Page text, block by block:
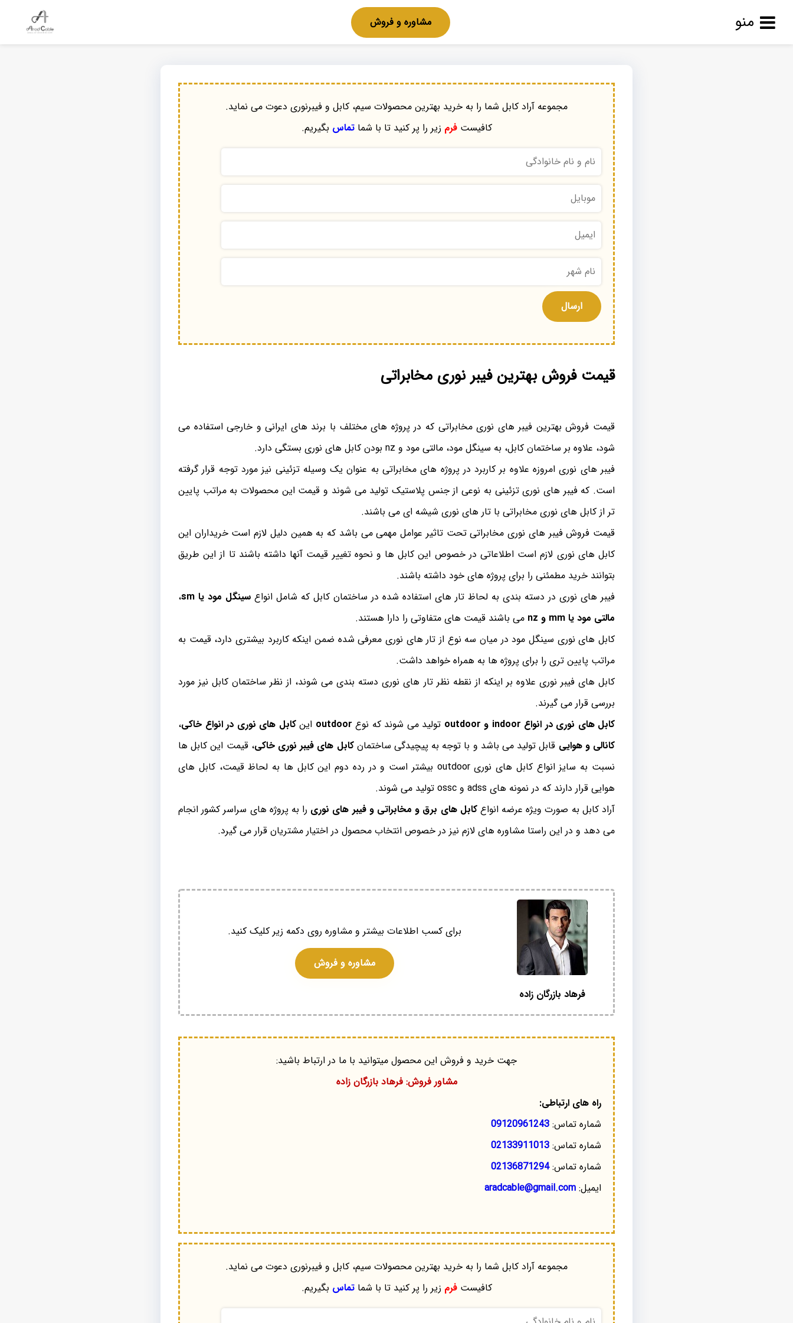
منو مشاوره و فروش
مجموعه آراد کابل شما را به خرید بهترین محصولات سیم، کابل و فیبرنوری دعوت می نماید.
کافیستفرم زیر را پر کنید تا با شماتماس بگیریم.
قیمت فروش بهترین فیبر نوری مخابراتی
قیمت فروش بهترین فیبر های نوری مخابراتی که در پروژه های مختلف با برند های ایرانی و خارجی استفاده می
شود، علاوه بر ساختمان کابل، به سینگل مود، مالتی مود و nz بودن کابل های نوری بستگی دارد.
فیبر های نوری امروزه علاوه بر کاربرد در پروژه های مخابراتی به عنوان یک وسیله تزئینی نیز مورد توجه قرار گرفته
است. که فیبر های نوری تزئینی به نوعی از جنس پلاستیک تولید می شوند و قیمت این محصولات به مراتب پایین
تر از کابل های نوری مخابراتی با تار های نوری شیشه ای می باشند.
قیمت فروش فیبر های نوری مخابراتی تحت تاثیر عوامل مهمی می باشد که به همین دلیل لازم است خریداران این
کابل های نوری لازم است اطلاعاتی در خصوص این کابل ها و نحوه تغییر قیمت آنها داشته باشند تا از این طریق
بتوانند خرید مطمئنی را برای پروژه های خود داشته باشند.
فیبر های نوری در دسته بندی به لحاظ تار های استفاده شده در ساختمان کابل که شامل انواع سینگل مود یا sm
،
مالتی مود یا mm و nz
می باشند قیمت های متفاوتی را دارا هستند.
کابل های نوری سینگل مود در میان سه نوع از تار های نوری معرفی شده ضمن اینکه کاربرد بیشتری دارد، قیمت به
مراتب پایین تری را برای پروژه ها به همراه خواهد داشت.
کابل های فیبر نوری علاوه بر اینکه از نقطه نظر تار های نوری دسته بندی می شوند، از نظر ساختمان کابل نیز مورد
بررسی قرار می گیرند.
کابل های نوری در انواع indoor و outdoor
تولید می شوند که نوع outdoor اینکابل های نوری در انواع خاکی،
کانالی و هوایی قابل تولید می باشد و با توجه به پیچیدگی ساختمانکابل های فیبر نوری خاکی، قیمت این کابل ها
نسبت به سایز انواع کابل های نوری outdoor بیشتر است و در رده دوم این کابل ها به لحاظ قیمت، کابل های
هوایی قرار دارند که در نمونه های adss و ossc تولید می شوند.
آراد کابل به صورت ویژه عرضه انواعکابل های برق و مخابراتی و فیبر های نوری را به پروژه های سراسر کشور انجام
می دهد و در این راستا مشاوره های لازم نیز در خصوص انتخاب محصول در اختیار مشتریان قرار می گیرد.
فرهاد بازرگان زاده
برای کسب اطلاعات بیشتر و مشاوره روی دکمه زیر کلیک کنید.
مشاوره و فروش
جهت خرید و فروش این محصول میتوانید با ما در ارتباط باشید:
مشاور فروش: فرهاد بازرگان زاده
راه های ارتباطی:
شماره تماس: 09120961243
شماره تماس: 02133911013
شماره تماس:02136871294
ایمیل: aradcable@gmail.com
مجموعه آراد کابل شما را به خرید بهترین محصولات سیم، کابل و فیبرنوری دعوت می نماید.
کافیستفرم زیر را پر کنید تا با شماتماس بگیریم.